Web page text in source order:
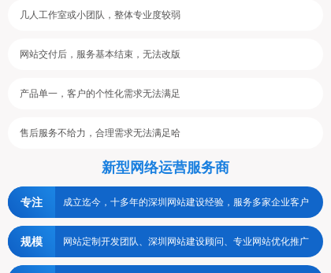
几人工作室或小团队，整体专业度较弱
网站交付后，服务基本结束，无法改版
产品单一，客户的个性化需求无法满足
售后服务不给力，合理需求无法满足哈
新型网络运营服务商
专注 成立迄今，十多年的深圳网站建设经验，服务多家企业客户
规模 网站定制开发团队、深圳网站建设顾问、专业网站优化推广